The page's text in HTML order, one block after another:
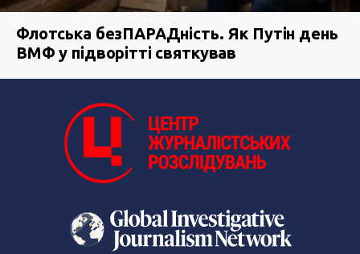
Флотська безПАРАДність. Як Путін день
ВМФ у підворітті святкував